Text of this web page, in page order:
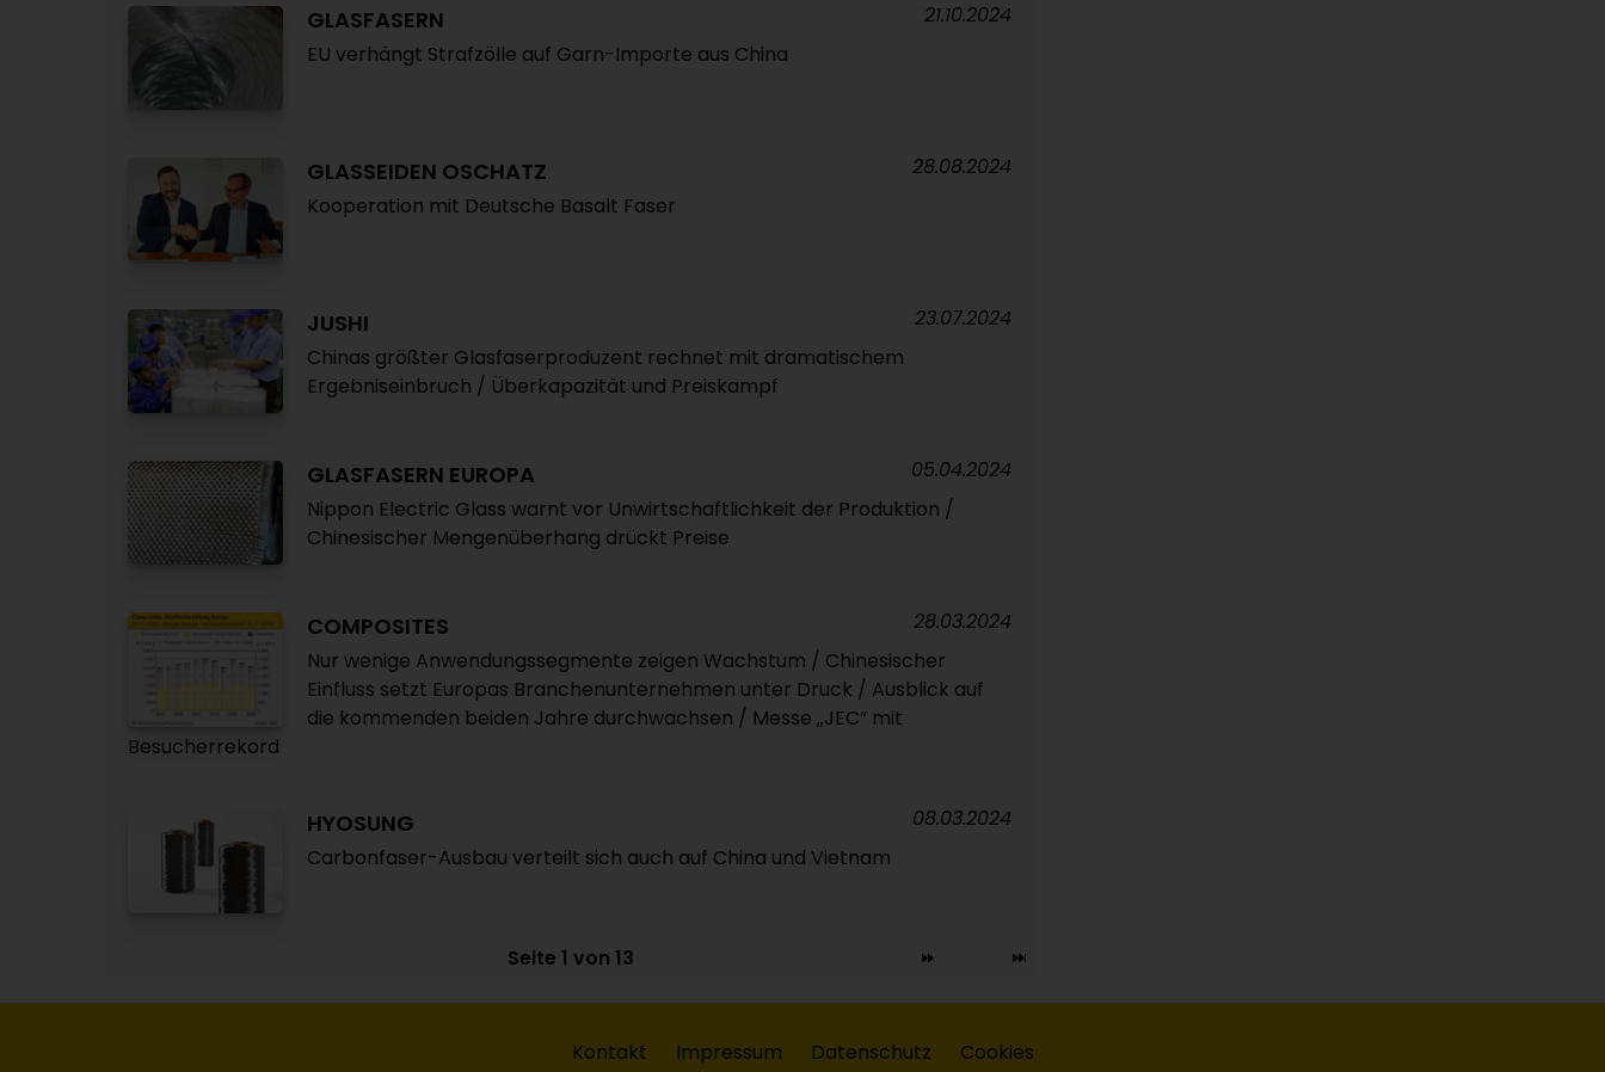
GLASFASERN
EU verhängt Strafzölle auf Garn-Importe aus China
21.10.2024
GLASSEIDEN OSCHATZ
Kooperation mit Deutsche Basalt Faser
28.08.2024
JUSHI
Chinas größter Glasfaserproduzent rechnet mit dramatischem
Ergebniseinbruch / Überkapazität und Preiskampf
23.07.2024
GLASFASERN EUROPA
Nippon Electric Glass warnt vor Unwirtschaftlichkeit der Produktion /
Chinesischer Mengenüberhang drückt Preise
05.04.2024
COMPOSITES
Nur wenige Anwendungssegmente zeigen Wachstum / Chinesischer
Einfluss setzt Europas Branchenunternehmen unter Druck / Ausblick auf
die kommenden beiden Jahre durchwachsen / Messe „JEC“ mit
Besucherrekord
28.03.2024
HYOSUNG
Carbonfaser-Ausbau verteilt sich auch auf China und Vietnam
08.03.2024
Seite 1 von 13
Kontakt Impressum Datenschutz Cookies